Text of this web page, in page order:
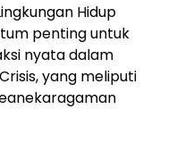
Hidup
penting untuk
nyata dalam
yang meliputi